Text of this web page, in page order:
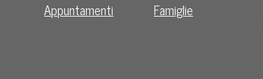
Appuntamenti
Famiglie